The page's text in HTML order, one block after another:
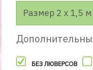
Размер 2 х 1,5 м
БЕЗ ЛЮВЕРСОВ